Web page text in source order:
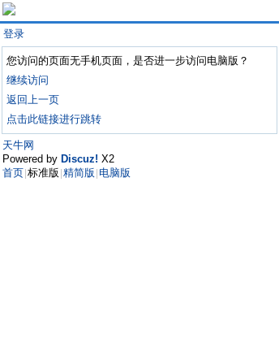
登录
您访问的页面无手机页面，是否进一步访问电脑版？
继续访问
返回上一页
点击此链接进行跳转
天牛网
Powered by Discuz! X2
首页 标准版 精简版 电脑版